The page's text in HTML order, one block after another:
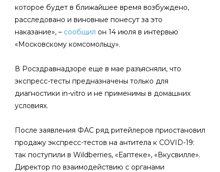
которое будет в ближайшее время возбуждено,
расследовано и виновные понесут за это
наказание», – сообщил он 14 июля в интервью
«Московскому комсомольцу».
В Росздравнадзоре еще в мае разъясняли, что
экспресс-тесты предназначены только для
диагностики in-vitro и не применимы в домашних
условиях.
После заявления ФАС ряд ритейлеров приостановил
продажу экспресс-тестов на антитела к COVID-19:
так поступили в Wildberries, «Еаптеке», «Вкусвилле».
Директор по взаимодействию с органами